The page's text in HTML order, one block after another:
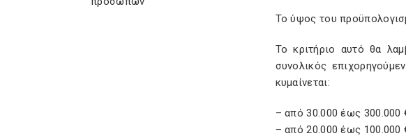
Το ύψος του
Το κριτήριο αυτό θα
συνολικός
κυμαίνεται:
– από 30.000 έως 300.000
– από 20.000 έως 100.000